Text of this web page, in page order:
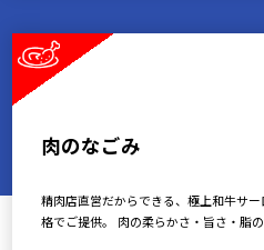
肉のなごみ
精肉店直営だからできる、極上和牛サ
格でご提供。 肉の柔らかさ・旨さ・脂の